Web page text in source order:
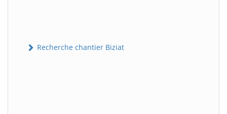
Recherche chantier Biziat